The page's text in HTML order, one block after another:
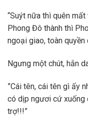
“Suýt nữa thì quên
Phong Đô thành thì
ngoại giao, toàn
Ngưng một chút, hắn
”Cái tên, cái tên gì ấy
có dịp ngươi cứ xuống
trợ!!!”